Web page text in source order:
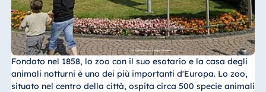
Fondato nel 1858, lo zoo con il suo esotario e la casa degli
animali notturni è uno dei più importanti d'Europa. Lo zoo,
situato nel centro della città, ospita circa 500 specie animali